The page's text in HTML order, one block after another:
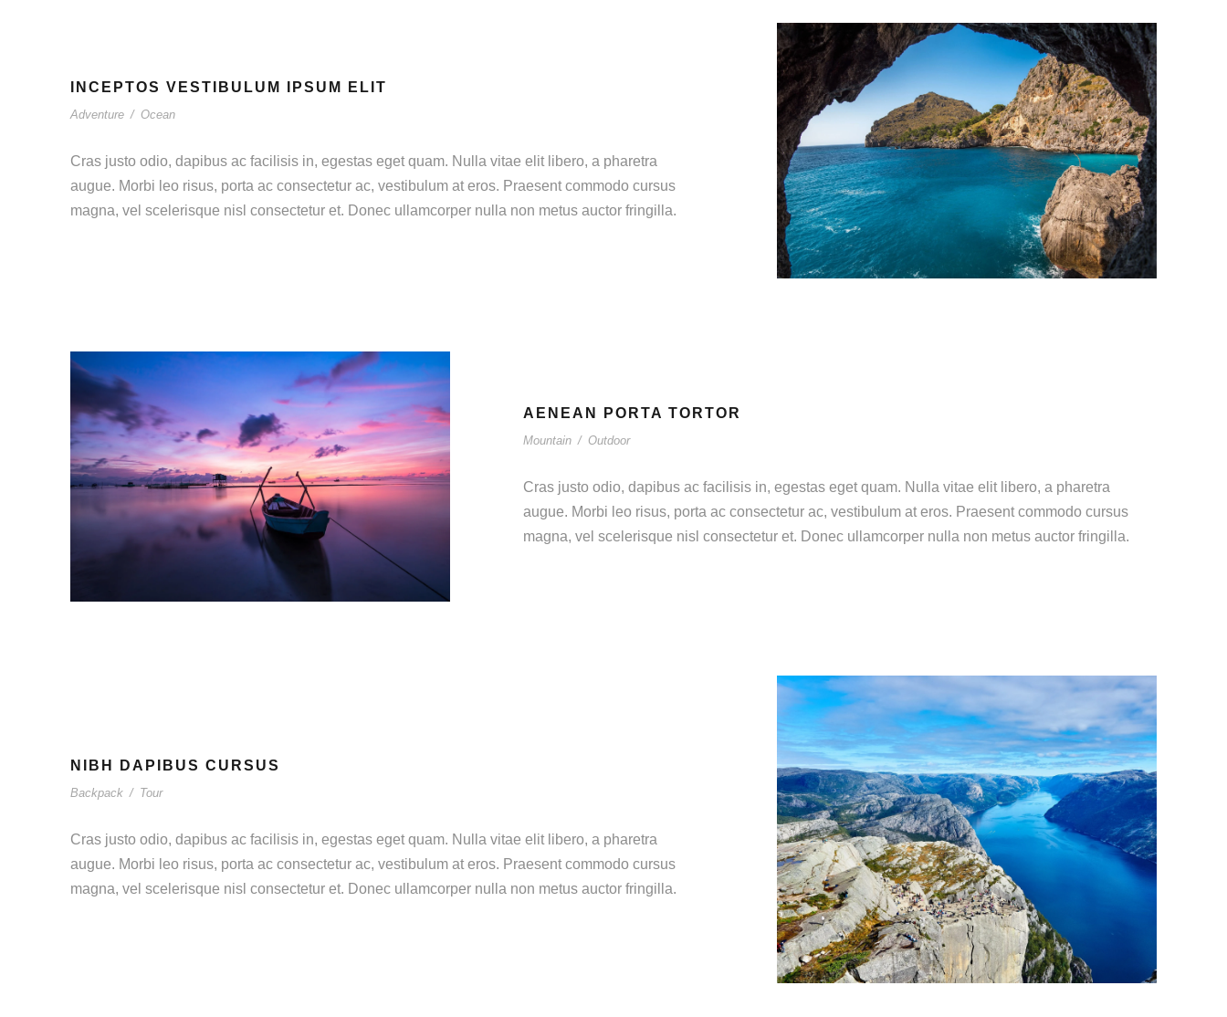
INCEPTOS VESTIBULUM IPSUM ELIT
Adventure / Ocean
Cras justo odio, dapibus ac facilisis in, egestas eget quam. Nulla vitae elit libero, a pharetra
augue. Morbi leo risus, porta ac consectetur ac, vestibulum at eros. Praesent commodo cursus
magna, vel scelerisque nisl consectetur et. Donec ullamcorper nulla non metus auctor fringilla.
AENEAN PORTA TORTOR
Mountain / Outdoor
Cras justo odio, dapibus ac facilisis in, egestas eget quam. Nulla vitae elit libero, a pharetra
augue. Morbi leo risus, porta ac consectetur ac, vestibulum at eros. Praesent commodo cursus
magna, vel scelerisque nisl consectetur et. Donec ullamcorper nulla non metus auctor fringilla.
NIBH DAPIBUS CURSUS
Backpack / Tour
Cras justo odio, dapibus ac facilisis in, egestas eget quam. Nulla vitae elit libero, a pharetra
augue. Morbi leo risus, porta ac consectetur ac, vestibulum at eros. Praesent commodo cursus
magna, vel scelerisque nisl consectetur et. Donec ullamcorper nulla non metus auctor fringilla.